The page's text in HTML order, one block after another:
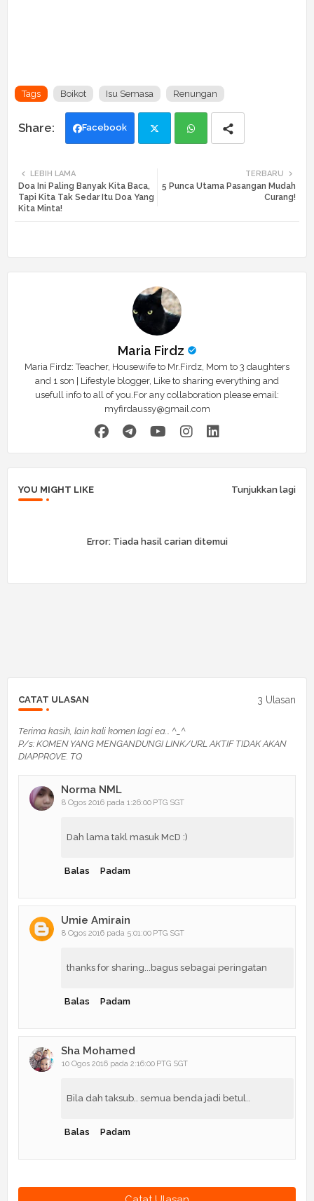
Tags Boikot Isu Semasa Renungan
Facebook
tte ats
TERBARU
5 Punca Utama Pasangan Mudah
Curang!
LEBIH LAMA
Doa Ini Paling Banyak Kita Baca,
Tapi Kita Tak Sedar Itu Doa Yang
Kita Minta!
Maria Firdz
Maria Firdz: Teacher, Housewife to Mr.Firdz, Mom to 3 daughters
and 1 son | Lifestyle blogger, Like to sharing everything and
usefull info to all of you.For any collaboration please email:
myfirdaussy@gmail.com
YOU MIGHT LIKE Tunjukkan lagi
Error:Tiada hasil carian ditemui
CATAT ULASAN 3 Ulasan
Terima kasih, lain kali komen lagi ea... ^_^
P/s: KOMEN YANG MENGANDUNGI LINK/URL AKTIF TIDAK AKAN
DIAPPROVE. TQ
Norma NML
8 Ogos 2016 pada 1:26:00 PTG SGT
Dah lama takl masuk McD :)
Balas Padam
Umie Amirain
8 Ogos 2016 pada 5:01:00 PTG SGT
thanks for sharing...bagus sebagai peringatan
Balas Padam
Sha Mohamed
10 Ogos 2016 pada 2:16:00 PTG SGT
Bila dah taksub.. semua benda jadi betul..
Balas Padam